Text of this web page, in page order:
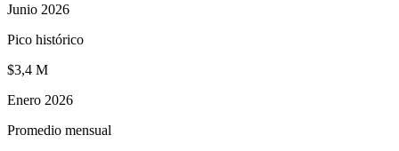
Junio 2026
Pico histórico
$3,4 M
Enero 2026
Promedio mensual